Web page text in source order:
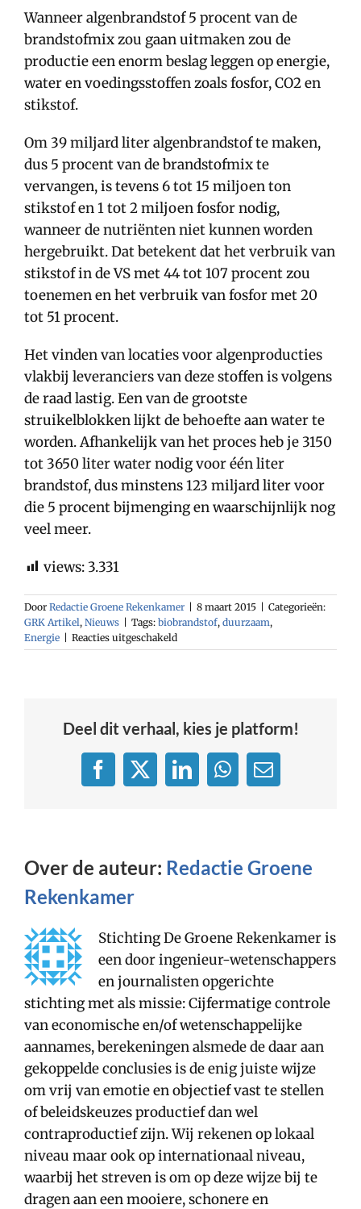
Wanneer algenbrandstof 5 procent van de
brandstofmix zou gaan uitmaken zou de
productie een enorm beslag leggen op energie,
water en voedingsstoffen zoals fosfor, CO2 en
stikstof.
Om 39 miljard liter algenbrandstof te maken,
dus 5 procent van de brandstofmix te
vervangen, is tevens 6 tot 15 miljoen ton
stikstof en 1 tot 2 miljoen fosfor nodig,
wanneer de nutriënten niet kunnen worden
hergebruikt. Dat betekent dat het verbruik van
stikstof in de VS met 44 tot 107 procent zou
toenemen en het verbruik van fosfor met 20
tot 51 procent.
Het vinden van locaties voor algenproducties
vlakbij leveranciers van deze stoffen is volgens
de raad lastig. Een van de grootste
struikelblokken lijkt de behoefte aan water te
worden. Afhankelijk van het proces heb je 3150
tot 3650 liter water nodig voor één liter
brandstof, dus minstens 123 miljard liter voor
die 5 procent bijmenging en waarschijnlijk nog
veel meer.
views: 3.331
Door Redactie Groene Rekenkamer 8 maart 2015
Categorieën:
GRK Artikel , Nieuws Tags: biobrandstof, duurzaam,
Energie
Reacties uitgeschakeldvoor
Algenproductie
Deel dit verhaal, kies je platform!
Facebook
X LinkedInWhatsApp
E-
Over de auteur: Redactie Groene
Rekenkamer
Stichting De Groene Rekenkamer is
een door ingenieur-wetenschappers
en journalisten opgerichte
stichting met als missie: Cijfermatige controle
van economische en/of wetenschappelijke
aannames, berekeningen alsmede de daar aan
gekoppelde conclusies is de enig juiste wijze
om vrij van emotie en objectief vast te stellen
of beleidskeuzes productief dan wel
contraproductief zijn. Wij rekenen op lokaal
niveau maar ook op internationaal niveau,
waarbij het streven is om op deze wijze bij te
dragen aan een mooiere, schonere en